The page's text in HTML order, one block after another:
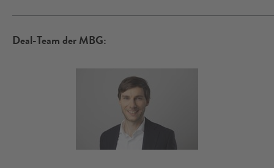
Deal-Team der MBG: